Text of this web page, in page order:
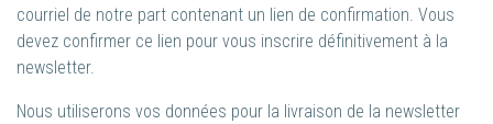
courriel de notre part contenant un lien de confirmation. Vous
devez confirmer ce lien pour vous inscrire définitivement à la
newsletter.
Nous utiliserons vos données pour la livraison de la newsletter